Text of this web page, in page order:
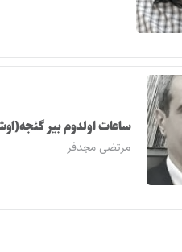
ساعات اولدوم بیر
مرتضی مجدفر